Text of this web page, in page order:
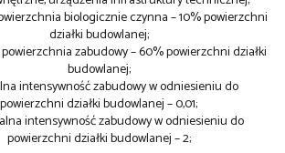
biologicznie czynna – 10% powierzchni
działki budowlanej;
zabudowy – 60% powierzchni działki
budowlanej;
intensywność zabudowy w odniesieniu do
powierzchni działki budowlanej – 0,01;
intensywność zabudowy w odniesieniu do
powierzchni działki budowlanej – 2;